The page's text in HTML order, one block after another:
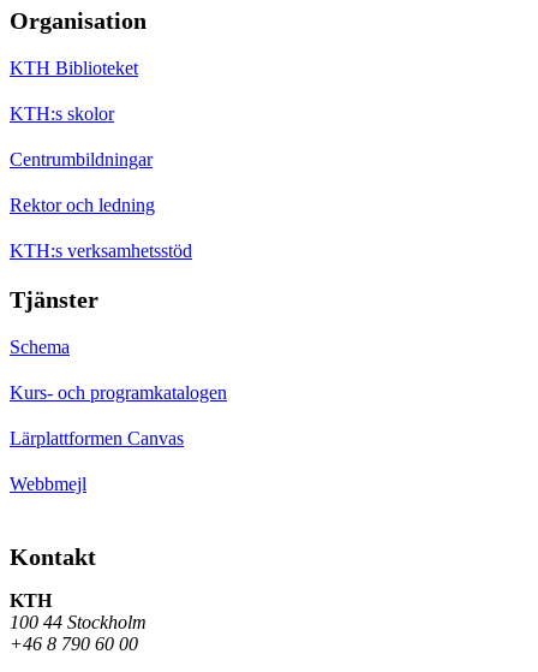
Organisation
KTH Biblioteket
KTH:s skolor
Centrumbildningar
Rektor och ledning
KTH:s verksamhetsstöd
Tjänster
Schema
Kurs- och programkatalogen
Lärplattformen Canvas
Webbmejl
Kontakt
KTH
100 44 Stockholm
+46 8 790 60 00